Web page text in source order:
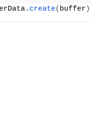
create( buffer )